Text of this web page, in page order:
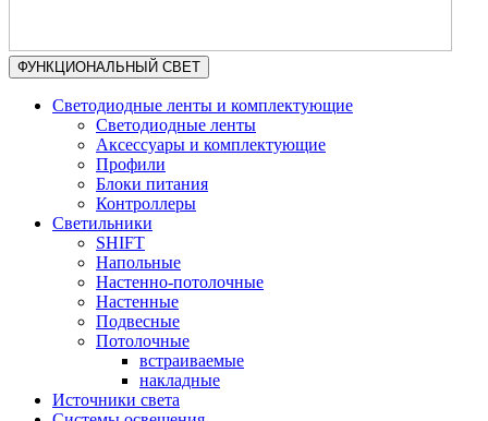
ФУНКЦИОНАЛЬНЫЙ СВЕТ
Светодиодные ленты и комплектующие
Светодиодные ленты
Аксессуары и комплектующие
Профили
Блоки питания
Контроллеры
Светильники
SHIFT
Напольные
Настенно-потолочные
Настенные
Подвесные
Потолочные
встраиваемые
накладные
Источники света